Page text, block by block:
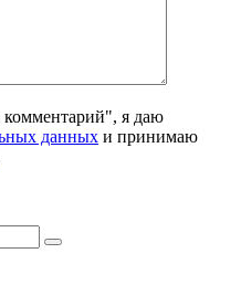
я даю
данных и принимаю